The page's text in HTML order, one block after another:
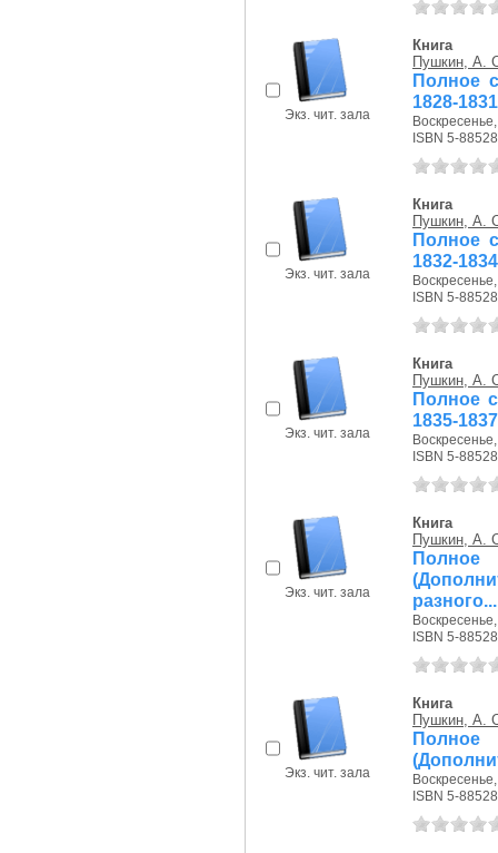
Экз. чит. зала
Книга
Пушкин, А.
Полное
1828-
ISBN 5-
Экз. чит. зала
Книга
Пушкин, А.
Полное
1832-
ISBN 5-
Экз. чит. зала
Книга
Пушкин, А.
Полное
1835-
ISBN 5-
Экз. чит. зала
Книга
Пушкин, А.
разного...
ISBN 5-
Экз. чит. зала
Книга
Пушкин, А.
ISBN 5-